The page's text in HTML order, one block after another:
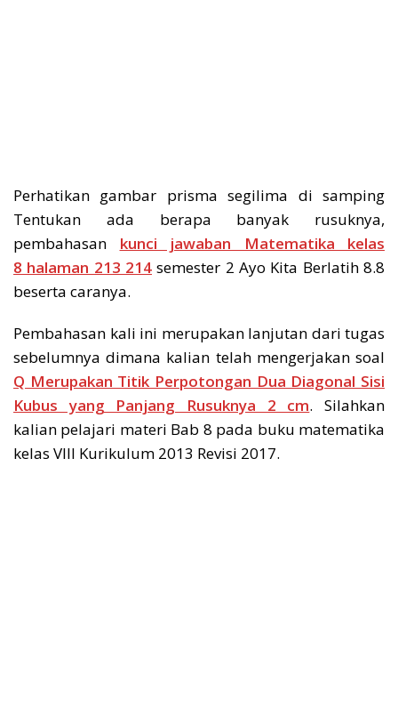
Perhatikan gambar prisma segilima di samping
Tentukan ada berapa banyak rusuknya,
pembahasan kunci jawaban Matematika kelas
8 halaman 213 214 semester 2 Ayo Kita Berlatih 8.8
beserta caranya.
Pembahasan kali ini merupakan lanjutan dari tugas
sebelumnya dimana kalian telah mengerjakan soal
Q Merupakan Titik Perpotongan Dua Diagonal Sisi
Kubus yang Panjang Rusuknya 2 cm. Silahkan
kalian pelajari materi Bab 8 pada buku matematika
kelas VIII Kurikulum 2013 Revisi 2017.